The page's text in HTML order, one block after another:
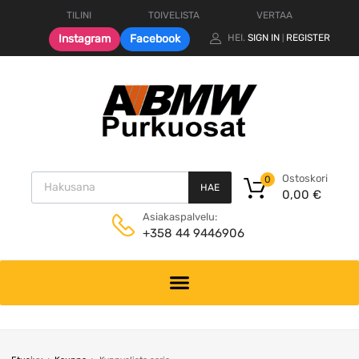
TILINI TOIVELISTA VERTAA
Instagram Facebook HEI. SIGN IN REGISTER
Products search
HAE
Ostoskori
0,00 €
0
Asiakaspalvelu:
+358 44 9446906
content